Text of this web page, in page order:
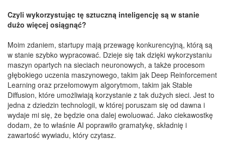
Czyli wykorzystując tę sztuczną inteligencję są w stanie
dużo więcej osiągnąć?
Moim zdaniem, startupy mają przewagę konkurencyjną, którą są
w stanie szybko wypracować. Dzieje się tak dzięki wykorzystaniu
maszyn opartych na sieciach neuronowych, a także procesom
głębokiego uczenia maszynowego, takim jak Deep Reinforcement
Learning oraz przełomowym algorytmom, takim jak Stable
Diffusion, które umożliwiają korzystanie z tak dużych sieci. Jest to
jedna z dziedzin technologii, w której poruszam się od dawna i
wydaje mi się, że będzie ona dalej ewoluować. Jako ciekawostkę
dodam, że to właśnie AI poprawiło gramatykę, składnię i
zawartość wywiadu, który czytasz.